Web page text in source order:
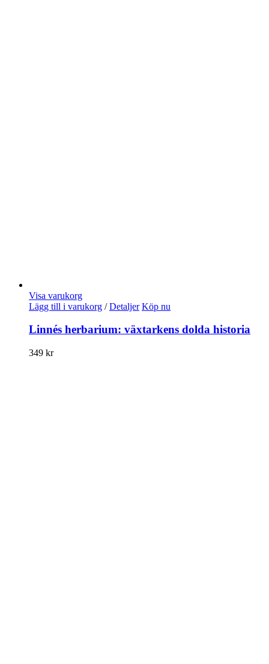
Visa varukorg
Lägg till i varukorg / Detaljer Köp nu
Linnés herbarium: växtarkens dolda historia
349 kr